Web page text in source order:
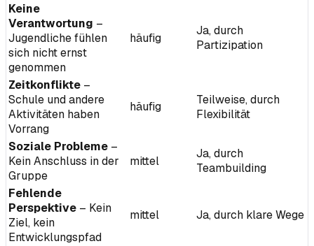
Keine
Verantwortung –
Jugendliche fühlen
sich nicht ernst
genommen
häufig
Ja, durch
Partizipation
Zeitkonflikte –
Schule und andere
Aktivitäten haben
Vorrang
häufig
Teilweise, durch
Flexibilität
Soziale Probleme –
Kein Anschluss in der
Gruppe
mittel
Ja, durch
Teambuilding
Fehlende
Perspektive – Kein
Ziel, kein
Entwicklungspfad
mittel Ja, durch klare Wege